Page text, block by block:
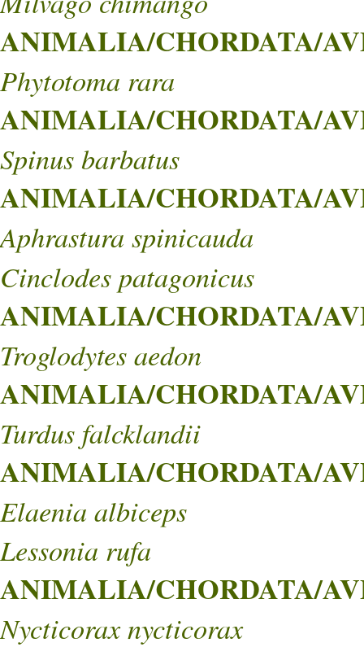
ANIMALIA/CHORDATA/
Phytotoma rara
ANIMALIA/CHORDATA/
Spinus barbatus
ANIMALIA/CHORDATA/
Aphrastura spinicauda
Cinclodes patagonicus
ANIMALIA/CHORDATA/
Troglodytes aedon
ANIMALIA/CHORDATA/
Turdus falcklandii
ANIMALIA/CHORDATA/
Elaenia albiceps
Lessonia rufa
ANIMALIA/CHORDATA/
Nycticorax nycticorax